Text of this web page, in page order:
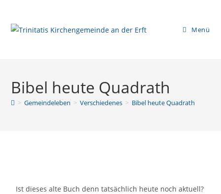
Menü
Bibel heute Quadrath
> Gemeindeleben > Verschiedenes > Bibel heute Quadrath
Ist dieses alte Buch denn tatsächlich heute noch aktuell?